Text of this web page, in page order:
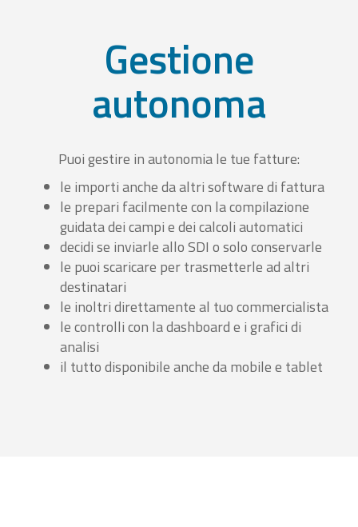
Gestione
autonoma
Puoi gestire in autonomia le tue fatture:
le importi anche da altri software di fattura
le prepari facilmente con la compilazione
guidata dei campi e dei calcoli automatici
decidi se inviarle allo SDI o solo conservarle
le puoi scaricare per trasmetterle ad altri
destinatari
le inoltri direttamente al tuo commercialista
le controlli con la dashboard e i grafici di
analisi
il tutto disponibile anche da mobile e tablet